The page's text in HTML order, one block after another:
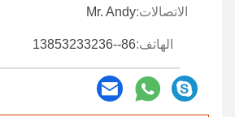
الاتصالات:Mr. Andy
الهاتف:86--13853233236